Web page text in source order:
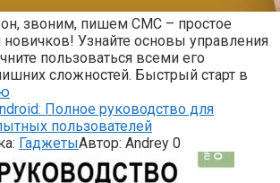
звоним, пишем СМС – простое
новичков! Узнайте основы управления
пользоваться всеми его
сложностей. Быстрый старт в
Полное руководство для
пользователей
ГаджетыАвтор: Andrey 0